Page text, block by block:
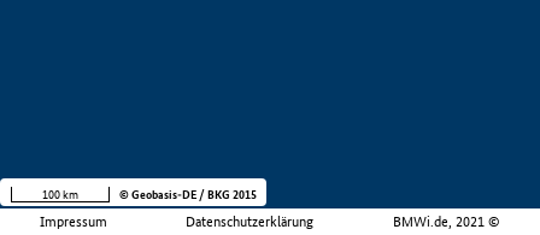
Impressum Datenschutzerklärung BMWi.de, 2021 ©
100 km © Geobasis-DE / BKG 2015